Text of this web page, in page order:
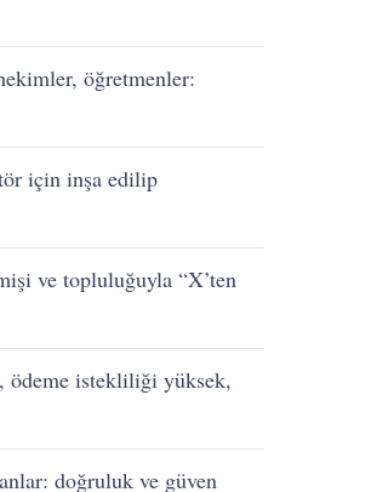
öğretmenler:
için inşa edilip
ve topluluğuyla “X’ten
ödeme istekliliği yüksek,
doğruluk ve güven